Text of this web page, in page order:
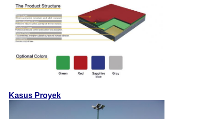
Kasus Proyek